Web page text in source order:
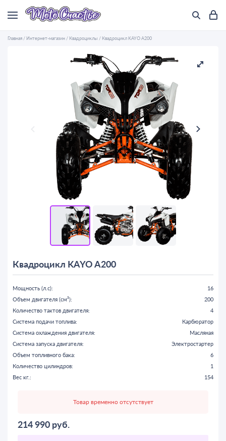
Главная / Интернет-магазин / Квадроциклы / Квадроцикл KAYO A200
Квадроцикл KAYO A200
Мощность (л.с):
16
Объем двигателя (см³):
200
Количество тактов двигателя:
4
Система подачи топлива:
Карбюратор
Система охлаждения двигателя:
Масляная
Система запуска двигателя:
Электростартер
Объем топливного бака:
6
Количество цилиндров:
1
Вес кг.:
154
Товар временно отсутствует
214 990 руб.